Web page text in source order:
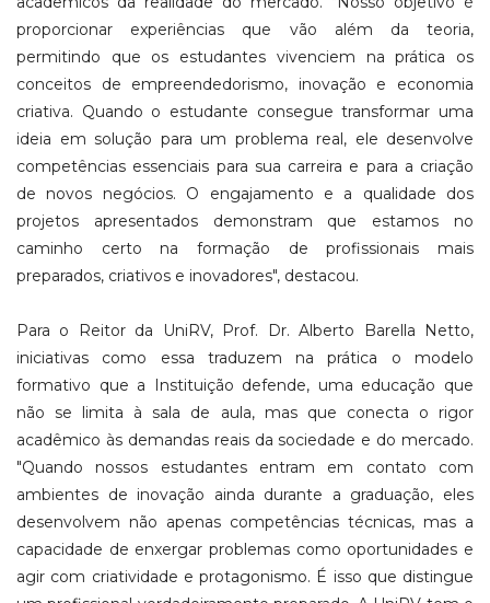
proporcionar experiências que vão além da teoria,
permitindo que os estudantes vivenciem na prática os
conceitos de empreendedorismo, inovação e economia
criativa. Quando o estudante consegue transformar uma
ideia em solução para um problema real, ele desenvolve
competências essenciais para sua carreira e para a criação
de novos negócios. O engajamento e a qualidade dos
projetos apresentados demonstram que estamos no
caminho certo na formação de profissionais mais
preparados, criativos e inovadores", destacou.
Para o Reitor da UniRV, Prof. Dr. Alberto Barella Netto,
iniciativas como essa traduzem na prática o modelo
formativo que a Instituição defende, uma educação que
não se limita à sala de aula, mas que conecta o rigor
acadêmico às demandas reais da sociedade e do mercado.
"Quando nossos estudantes entram em contato com
ambientes de inovação ainda durante a graduação, eles
desenvolvem não apenas competências técnicas, mas a
capacidade de enxergar problemas como oportunidades e
agir com criatividade e protagonismo. É isso que distingue